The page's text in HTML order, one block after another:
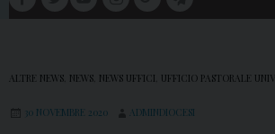
ALTRE NEWS NEWS NEWS UFFICI UFFICIO PASTORALE
30 NOVEMBRE 2020 ADMINDIOCESI